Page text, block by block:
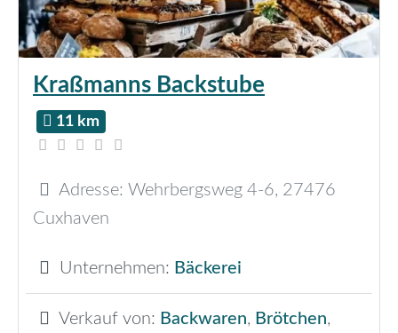
Kraßmanns Backstube
11 km
Adresse: Wehrbergsweg 4-6, 27476
Cuxhaven
Unternehmen: Bäckerei
Verkauf von: Backwaren, Brötchen,